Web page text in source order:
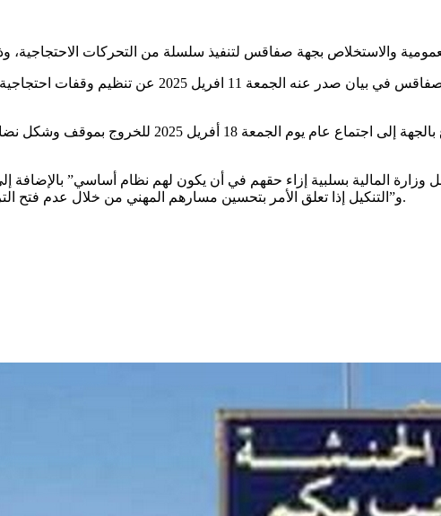
كما دعا المكتب التنفيذي للفرع الجامعي جميع أعوان
وزارة المالية بسلبية إزاء حقهم في أن يكون لهم نظام أساسي”
و”التنكيل إذا تعلق الأمر بتحسين مسارهم المهني من خلال عدم فتح الترقيات أو التأخر في اصدار نتائجها” وفق ما نشرته صحيفة الشعب نيوز.